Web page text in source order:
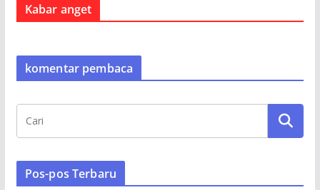
Kabar anget
komentar pembaca
Pos-pos Terbaru